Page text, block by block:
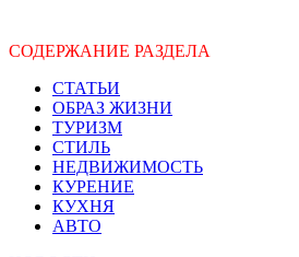
СОДЕРЖАНИЕ РАЗДЕЛА
СТАТЬИ
ОБРАЗ ЖИЗНИ
ТУРИЗМ
СТИЛЬ
НЕДВИЖИМОСТЬ
КУРЕНИЕ
КУХНЯ
АВТО